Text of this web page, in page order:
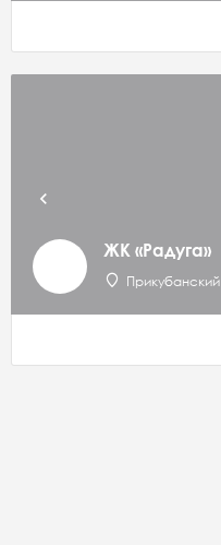
ЖК «Радуга»
Прикубанский